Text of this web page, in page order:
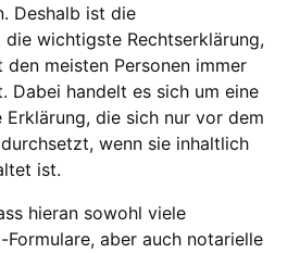
Deshalb ist die
wichtigste Rechtserklärung,
meisten Personen immer
Dabei handelt es sich um eine
die sich nur vor dem
wenn sie inhaltlich
ist.
hieran sowohl viele
aber auch notarielle